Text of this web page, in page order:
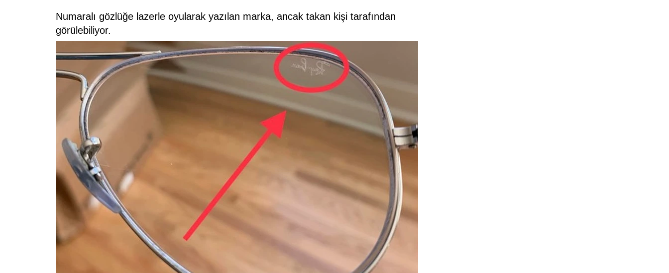
Numaralı gözlüğe lazerle oyularak yazılan marka, ancak takan kişi tarafından
görülebiliyor.